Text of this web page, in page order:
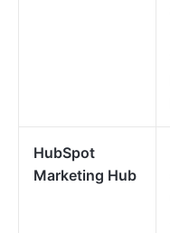
HubSpot
Marketing Hub